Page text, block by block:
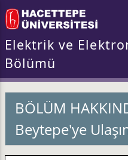
Elektrik ve
Bölümü
BÖLÜM
Beytepe'ye